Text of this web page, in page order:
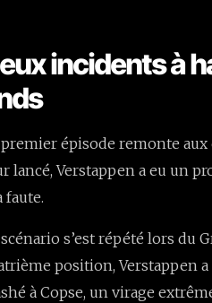
incidents à
épisode remonte
lancé, Verstappen a eu un
faute.
s’est répété lors du
position, Verstappen
à Copse, un virage